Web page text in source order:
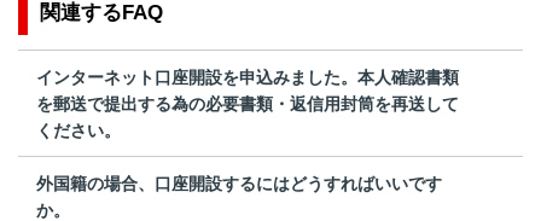
関連するFAQ
インターネット口座開設を申込みました。本人確認書類
を郵送で提出する為の必要書類・返信用封筒を再送して
ください。
外国籍の場合、口座開設するにはどうすればいいです
か。